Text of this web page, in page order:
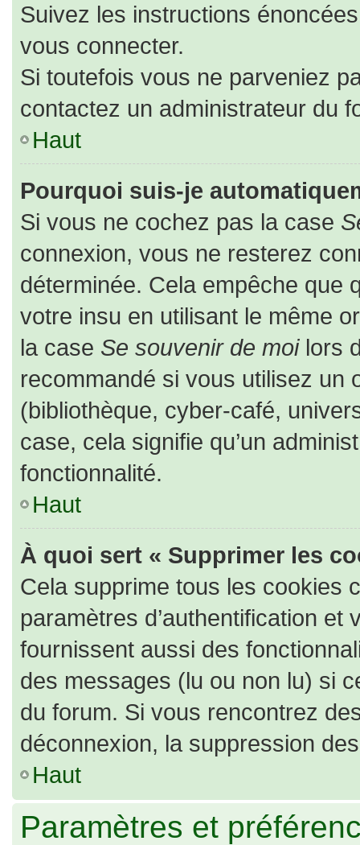
Suivez les instructions
vous connecter.
Si toutefois vous ne parveniez
contactez un administrateur du
Haut
Pourquoi suis-je
Si vous ne cochez pas la case
connexion, vous ne resterez
déterminée. Cela empêche que
votre insu en utilisant le même
la case Se souvenir de moilors
recommandé si vous utilisez un
(bibliothèque, cyber-café,
case, cela signifie qu’un
fonctionnalité.
Haut
À quoi sert « Supprimer les
Cela supprime tous les cookies
paramètres d’authentification
fournissent aussi des
des messages (lu ou non lu) si
du forum. Si vous rencontrez
déconnexion, la suppression
Haut
Paramètres et